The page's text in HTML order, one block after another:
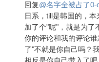
回复@名字全被占了0-
日系，till是韩国的，
加了个"呢"，就是为了
你的评论和我的评论
了"不就是你自己吗？